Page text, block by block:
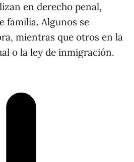
en derecho penal,
familia. Algunos se
mientras que otros en la
o la ley de inmigración.